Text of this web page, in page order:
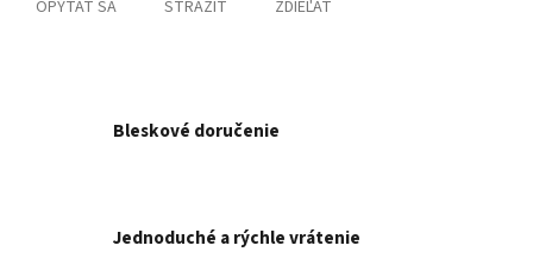
OPÝTAŤ SA STRÁŽIŤ ZDIEĽAŤ
Bleskové doručenie
Jednoduché a rýchle vrátenie